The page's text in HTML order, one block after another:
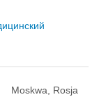
Moskwa, Rosja